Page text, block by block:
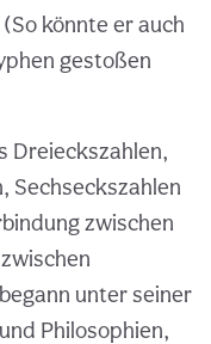
könnte er auch
gestoßen
Dreieckszahlen,
Sechseckszahlen
zwischen
unter seiner
Philosophien,